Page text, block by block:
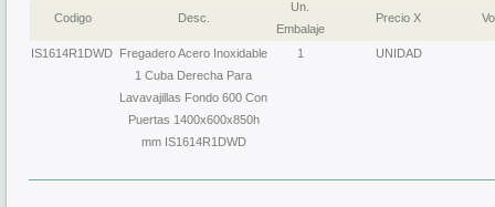
Codigo Desc.
Un.
Embalaje
Precio X
IS1614R1DWD Fregadero Acero Inoxidable
1 Cuba Derecha Para
Lavavajillas Fondo 600 Con
Puertas 1400x600x850h
mm IS1614R1DWD
1 UNIDAD